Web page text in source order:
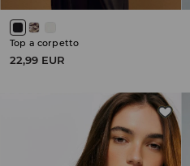
Top a corpetto
22,99 EUR